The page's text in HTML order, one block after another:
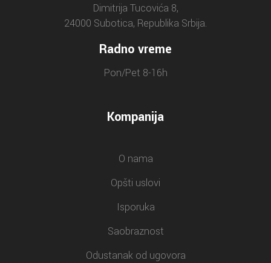
Dimitrija Tucovića 8,
24000 Subotica, Republika Srbija.
Radno vreme
Pon/Pet 8-16h
Kompanija
O nama
Opšti uslovi
Isporuka
Saobraznost
Odustanak od ugovora